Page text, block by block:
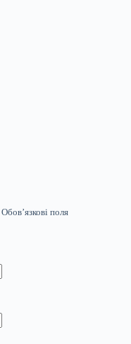
Обов’язкові поля